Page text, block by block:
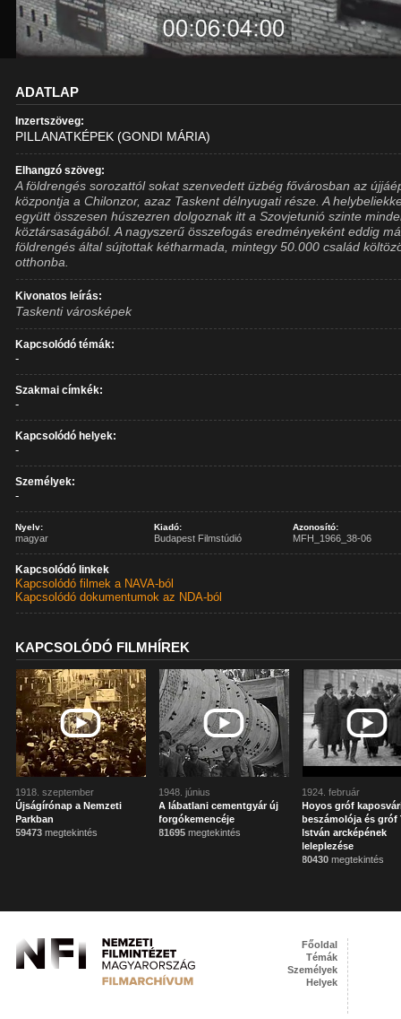
ADATLAP
Inzertszöveg:
PILLANATKÉPEK (GONDI MÁRIA)
Elhangzó szöveg:
A földrengés sorozattól sokat szenvedett üzbég fővárosban az
központja a Chilonzor, azaz Taskent délnyugati része. A
együtt összesen húszezren dolgoznak itt a Szovjetunió szinte
köztársaságából. A nagyszerű összefogás eredményeként eddig
földrengés által sújtottak kétharmada, mintegy 50.000 család
otthonba.
Kivonatos leírás:
Taskenti városképek
Kapcsolódó témák:
-
Szakmai címkék:
-
Kapcsolódó helyek:
-
Személyek:
-
Nyelv:
magyar
Kiadó:
Budapest Filmstúdió
Azonosító:
MFH_1966_38-06
Kapcsolódó linkek
Kapcsolódó filmek a NAVA-ból
Kapcsolódó dokumentumok az NDA-ból
KAPCSOLÓDÓ FILMHÍREK
1918. szeptember
Újságírónap a Nemzeti
Parkban
59473 megtekintés
1948. június
A lábatlani cementgyár új
forgókemencéje
81695 megtekintés
1924. február
Hoyos gróf
beszámolója és gróf
István arcképének
leleplezése
80430 megtekintés
Főoldal
Témák
Személyek
Helyek